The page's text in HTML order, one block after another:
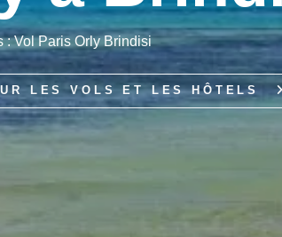
: Vol Paris Orly Brindisi
LES VOLS ET LES HÔTELS